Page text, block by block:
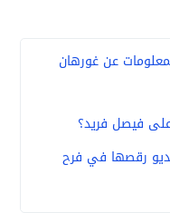
عن غورهان
فيصل فريد؟
رقصها في فرح